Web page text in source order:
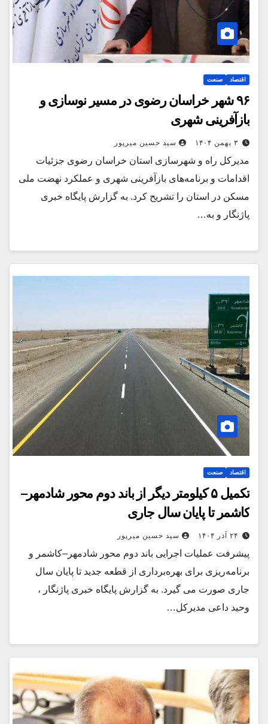
اقتصاد صنعت
۹۶ شهر خراسان رضوی در مسیر نوسازی و
بازآفرینی شهری
۳ بهمن ۱۴۰۴ سید حسین میرپور
مدیرکل راه و شهرسازی استان خراسان رضوی جزئیات
اقدامات و برنامه‌های بازآفرینی شهری و عملکرد نهضت ملی
مسکن در استان را تشریح کرد. به گزارش پایگاه خبری
پاژنگار و به…
اقتصاد صنعت
تکمیل ۵ کیلومتر دیگر از باند دوم محور شادمهر–
کاشمر تا پایان سال جاری
۲۴ آذر ۱۴۰۴ سید حسین میرپور
پیشرفت عملیات اجرایی باند دوم محور شادمهر–کاشمر و
برنامه‌ریزی برای بهره‌برداری از قطعه جدید تا پایان سال
جاری صورت می گیرد. به گزارش پایگاه خبری پاژنگار ،
وحید داعی مدیرکل…